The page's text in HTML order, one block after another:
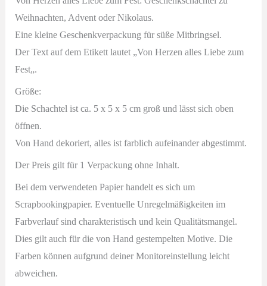
Weihnachten, Advent oder Nikolaus.
Eine kleine Geschenkverpackung für süße Mitbringsel.
Der Text auf dem Etikett lautet „Von Herzen alles Liebe zum
Fest„.
Größe:
Die Schachtel ist ca. 5 x 5 x 5 cm groß und lässt sich oben
öffnen.
Von Hand dekoriert, alles ist farblich aufeinander abgestimmt.
Der Preis gilt für 1 Verpackung ohne Inhalt.
Bei dem verwendeten Papier handelt es sich um
Scrapbookingpapier. Eventuelle Unregelmäßigkeiten im
Farbverlauf sind charakteristisch und kein Qualitätsmangel.
Dies gilt auch für die von Hand gestempelten Motive. Die
Farben können aufgrund deiner Monitoreinstellung leicht
abweichen.